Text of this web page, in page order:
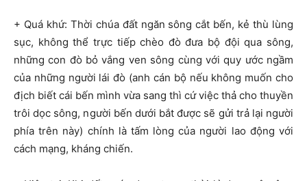
+ Quá khứ: Thời chúa đất ngăn sông cắt bến, kẻ thù lùng
sục, không thể trực tiếp chèo đò đưa bộ đội qua sông,
những con đò bỏ vắng ven sông cùng với quy ước ngầm
của những người lái đò (anh cán bộ nếu không muốn cho
địch biết cái bến mình vừa sang thì cứ việc thả cho thuyền
trôi dọc sông, người bến dưới bắt được sẽ gửi trả lại người
phía trên này) chính là tấm lòng của người lao động với
cách mạng, kháng chiến.